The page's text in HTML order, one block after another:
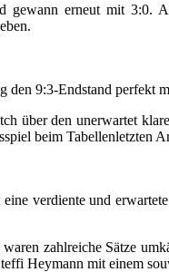
erneut mit 3:0.
den 9:3-Endstand perfekt
über den unerwartet
beim Tabellenletzten
verdiente und
zahlreiche Sätze
Heymann mit einem